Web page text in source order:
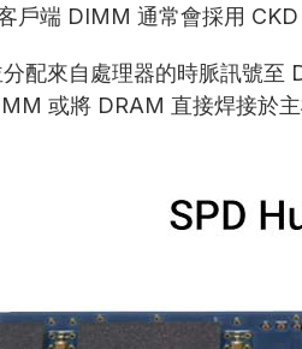
端 DIMM 通常會採用
配來自處理器的時脈訊號
或將 DRAM 直接焊接於主